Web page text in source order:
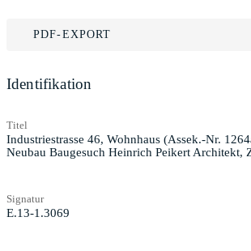
PDF-EXPORT
Identifikation
Titel
Industriestrasse 46, Wohnhaus (Assek.-Nr.
Neubau Baugesuch Heinrich Peikert Architekt,
Signatur
E.13-1.3069